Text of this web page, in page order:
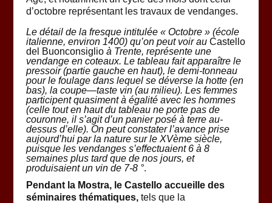
d’octobre représentant les travaux de vendanges.
Le détail de la fresque intitulée « Octobre » (école
italienne, environ 1400) qu’on peut voir au Castello
del Buonconsiglioà Trente, représente une
vendange en coteaux. Le tableau fait apparaître le
pressoir (partie gauche en haut), le demi-tonneau
pour le foulage dans lequel se déverse la hotte (en
bas), la coupe—taste vin (au milieu). Les femmes
participent quasiment à égalité avec les hommes
(celle tout en haut du tableau ne porte pas de
couronne, il s’agit d’un panier posé à terre au-
dessus d’elle). On peut constater l’avance prise
aujourd’hui par la nature sur le XVème siècle,
puisque les vendanges s’effectuaient 6 à 8
semaines plus tard que de nos jours, et
produisaient un vin de 7-8 °.
Pendant la Mostra, le Castello accueille des
séminaires thématiques,tels que la